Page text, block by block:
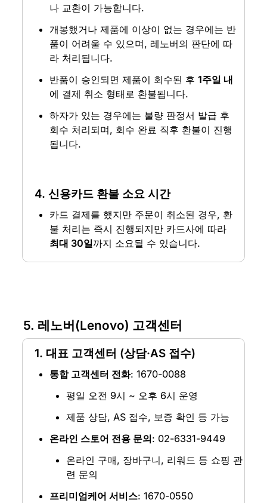
나 교환이 가능합니다.
개봉했거나 제품에 이상이 없는 경우에는 반
품이 어려울 수 있으며, 레노버의 판단에 따
라 처리됩니다.
반품이 승인되면 제품이 회수된 후 1주일 내
에 결제 취소 형태로 환불됩니다.
하자가 있는 경우에는 불량 판정서 발급 후
회수 처리되며, 회수 완료 직후 환불이 진행
됩니다.
4. 신용카드 환불 소요 시간
카드 결제를 했지만 주문이 취소된 경우, 환
최대 30일까지 소요될 수 있습니다.
5. 레노버(Lenovo) 고객센터
1. 대표 고객센터 (상담·AS 접수)
통합 고객센터 전화: 1670-0088
평일 오전 9시 ~ 오후 6시 운영
제품 상담, AS 접수, 보증 확인 등 가능
온라인 스토어 전용 문의: 02-6331-9449
온라인 구매, 장바구니, 리워드 등 쇼핑 관
련 문의
프리미엄케어 서비스: 1670-0550